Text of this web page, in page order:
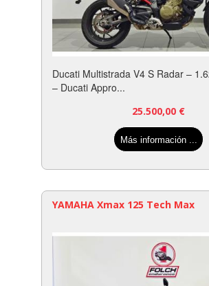
Ducati Multistrada V4 S Radar –
– Ducati Appro...
25.500,00 €
Más información ...
YAMAHA Xmax 125 Tech Max